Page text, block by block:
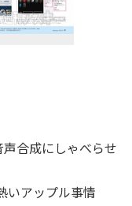
合成にしゃべらせ
いアップル事情